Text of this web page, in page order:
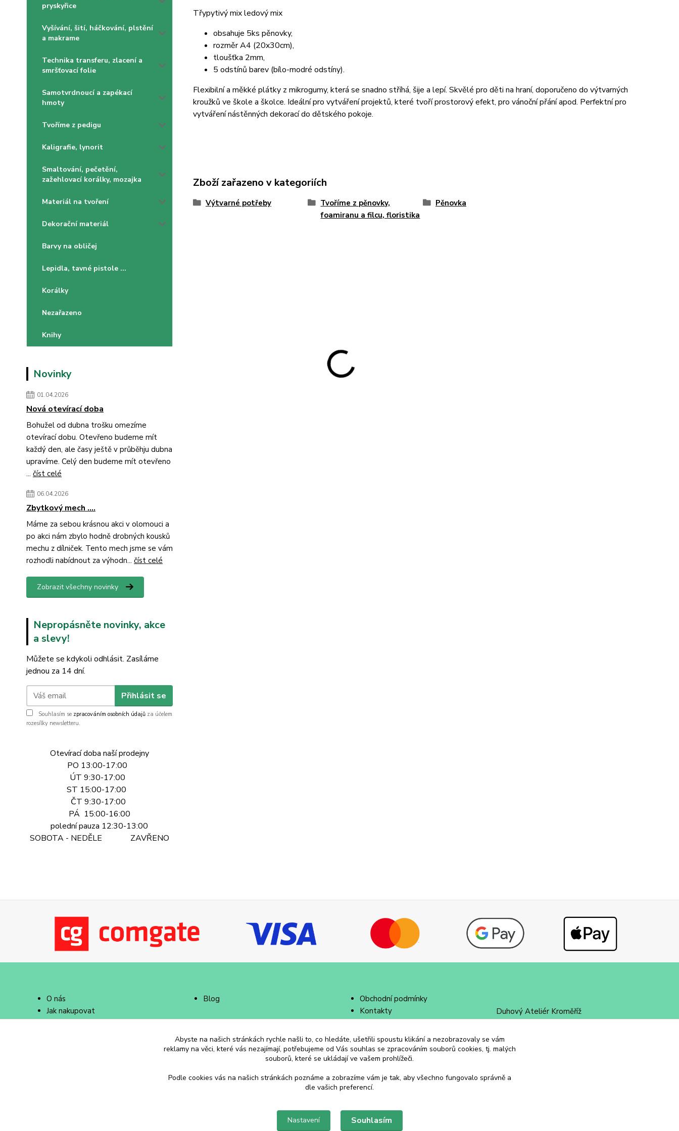
pryskyřice
Vyšívání, šití, háčkování, plstění
a makrame
Technika transferu, zlacení a
smršťovací folie
Samotvrdnoucí a zapékací
hmoty
Tvoříme z pedigu
Kaligrafie, lynorit
Smaltování, pečetění,
zažehlovací korálky, mozajka
Materiál na tvoření
Dekorační materiál
Barvy na obličej
Lepidla, tavné pistole ...
Korálky
Nezařazeno
Knihy
Novinky
01.04.2026
Nová otevírací doba
Bohužel od dubna trošku omezíme
otevírací dobu. Otevřeno budeme mít
každý den, ale časy ještě v průběhju dubna
upravíme. Celý den budeme mít otevřeno
... číst celé
06.04.2026
Zbytkový mech ....
Máme za sebou krásnou akci v olomouci a
po akci nám zbylo hodně drobných kousků
mechu z dílniček. Tento mech jsme se vám
rozhodli nabídnout za výhodn... číst celé
Zobrazit všechny novinky
Nepropásněte novinky, akce
a slevy!
Můžete se kdykoli odhlásit. Zasíláme
jednou za 14 dní.
Přihlásit se
Souhlasím se zpracováním osobních údajů za účelem
rozesílky newsletteru.
Otevírací doba naší prodejny
PO 13:00-17:00
ÚT 9:30-17:00
ST 15:00-17:00
ČT 9:30-17:00
PÁ 15:00-16:00
polední pauza 12:30-13:00
SOBOTA - NEDĚLE ZAVŘENO
Třypytivý mix ledový mix
obsahuje 5ks pěnovky,
rozměr A4 (20x30cm),
tloušťka 2mm,
5 odstínů barev (bílo-modré odstíny).
Flexibilní a měkké plátky z mikrogumy, která se snadno stříhá, šije a lepí. Skvělé pro děti na hraní, doporučeno do výtvarných
kroužků ve škole a školce. Ideální pro vytváření projektů, které tvoří prostorový efekt, pro vánoční přání apod. Perfektní pro
vytváření nástěnných dekorací do dětského pokoje.
Zboží zařazeno v kategoriích
Výtvarné potřeby
Tvoříme z pěnovky,
foamiranu a filcu, floristika
Pěnovka
O nás
Jak nakupovat
Doprava a platba
Blog
Obchodní podmínky
Kontakty
Duhový Ateliér Kroměříž
+420 734 258 002
Abyste na našich stránkách rychle našli to, co hledáte, ušetřili spoustu klikání a nezobrazovaly se vám
reklamy na věci, které vás nezajímají, potřebujeme od Vás souhlas se zpracováním souborů cookies, tj. malých
souborů, které se ukládají ve vašem prohlížeči.
Podle cookies vás na našich stránkách poznáme a zobrazíme vám je tak, aby všechno fungovalo správně a
dle vašich preferencí.
Nastavení Souhlasím